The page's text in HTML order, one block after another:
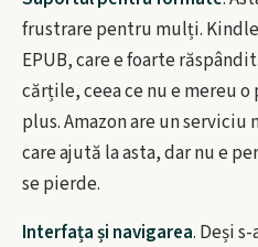
frustrare pentru mulți.
EPUB, care e foarte
cărțile, ceea ce nu e mereu
plus. Amazon are un
care ajută la asta, dar nu e
se pierde.
Interfața și navigarea. Deși